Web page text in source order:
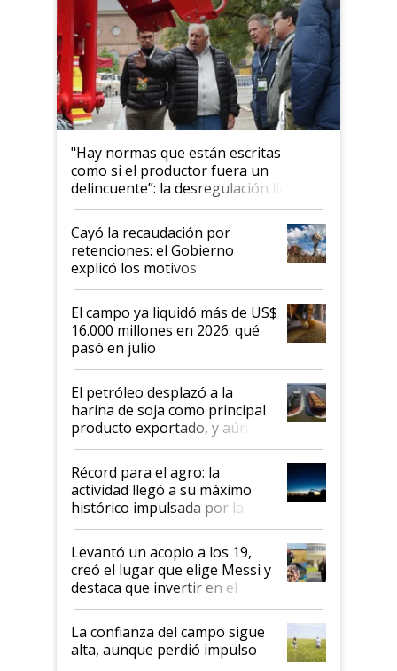
"Hay normas que están escritas
como si el productor fuera un
delincuente”: la desregulación llegó
al Congreso Aapresid y hasta se
habló del financiamiento al IPCVA
Cayó la recaudación por
retenciones: el Gobierno
explicó los motivos
El campo ya liquidó más de US$
16.000 millones en 2026: qué
pasó en julio
El petróleo desplazó a la
harina de soja como principal
producto exportado, y aún así
el agro aportó casi seis de cada
diez dólares y sostuvo el
liderazgo en un semestre
récord
Récord para el agro: la
actividad llegó a su máximo
histórico impulsada por la
cosecha y las exportaciones
Levantó un acopio a los 19,
creó el lugar que elige Messi y
destaca que invertir en el
kirchnerismo era como "darle
plata a un hijo para droga":
Juan Félix Rossetti, el libertario
que de una dura crisis salió
La confianza del campo sigue
alta, aunque perdió impulso